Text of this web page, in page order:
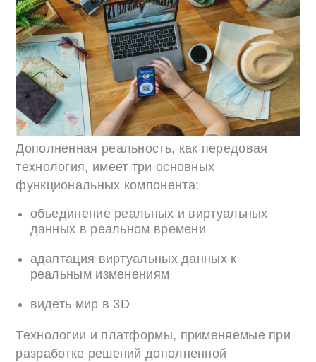
Дополненная реальность, как передовая
технология, имеет три основных
функциональных компонента:
объединение реальных и виртуальных
данных в реальном времени
адаптация виртуальных данных к
реальным изменениям
видеть мир в 3D
Технологии и платформы, применяемые при
разработке решений дополненной